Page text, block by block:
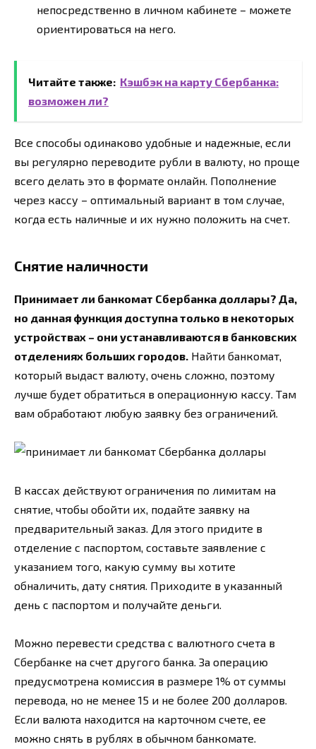
непосредственно в личном кабинете – можете
ориентироваться на него.
Читайте также: Кэшбэк на карту Сбербанка:
возможен ли?
Все способы одинаково удобные и надежные, если
вы регулярно переводите рубли в валюту, но проще
всего делать это в формате онлайн. Пополнение
через кассу – оптимальный вариант в том случае,
когда есть наличные и их нужно положить на счет.
Снятие наличности
Принимает ли банкомат Сбербанка доллары? Да,
но данная функция доступна только в некоторых
устройствах – они устанавливаются в банковских
отделениях больших городов. Найти банкомат,
который выдаст валюту, очень сложно, поэтому
лучше будет обратиться в операционную кассу. Там
вам обработают любую заявку без ограничений.
В кассах действуют ограничения по лимитам на
снятие, чтобы обойти их, подайте заявку на
предварительный заказ. Для этого придите в
отделение с паспортом, составьте заявление с
указанием того, какую сумму вы хотите
обналичить, дату снятия. Приходите в указанный
день с паспортом и получайте деньги.
Можно перевести средства с валютного счета в
Сбербанке на счет другого банка. За операцию
предусмотрена комиссия в размере 1% от суммы
перевода, но не менее 15 и не более 200 долларов.
Если валюта находится на карточном счете, ее
можно снять в рублях в обычном банкомате.